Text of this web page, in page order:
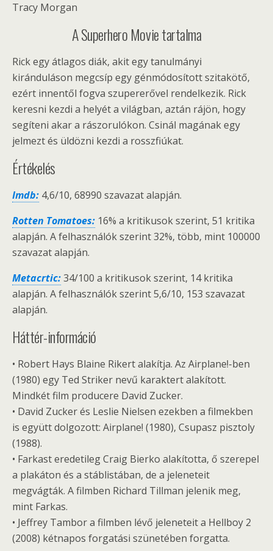
Tracy Morgan
A Superhero Movie tartalma
Rick egy átlagos diák, akit egy tanulmányi
kiránduláson megcsíp egy génmódosított szitakötő,
ezért innentől fogva szupererővel rendelkezik. Rick
keresni kezdi a helyét a világban, aztán rájön, hogy
segíteni akar a rászorulókon. Csinál magának egy
jelmezt és üldözni kezdi a rosszfiúkat.
Értékelés
Imdb: 4,6/10, 68990 szavazat alapján.
Rotten Tomatoes: 16% a kritikusok szerint, 51 kritika
alapján. A felhasználók szerint 32%, több, mint 100000
szavazat alapján.
Metacrtic:34/100 a kritikusok szerint, 14 kritika
alapján. A felhasználók szerint 5,6/10, 153 szavazat
alapján.
Háttér-információ
• Robert Hays Blaine Rikert alakítja. Az Airplane!-ben
(1980) egy Ted Striker nevű karaktert alakított.
Mindkét film producere David Zucker.
• David Zucker és Leslie Nielsen ezekben a filmekben
is együtt dolgozott: Airplane! (1980), Csupasz pisztoly
(1988).
• Farkast eredetileg Craig Bierko alakította, ő szerepel
a plakáton és a stáblistában, de a jeleneteit
megvágták. A filmben Richard Tillman jelenik meg,
mint Farkas.
• Jeffrey Tambor a filmben lévő jeleneteit a Hellboy 2
(2008) kétnapos forgatási szünetében forgatta.